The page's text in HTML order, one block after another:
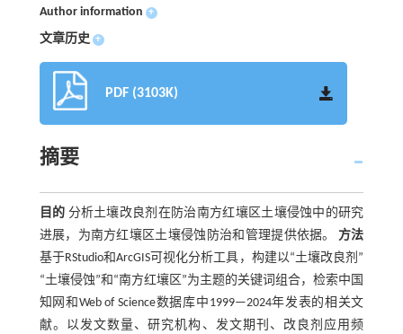
Author information +
文章历史 +
PDF (3103K)
摘要
目的 分析土壤改良剂在防治南方红壤区土壤侵蚀中的研究
进展，为南方红壤区土壤侵蚀防治和管理提供依据。方法
基于RStudio和ArcGIS可视化分析工具，构建以“土壤改良剂”
“土壤侵蚀”和“南方红壤区”为主题的关键词组合，检索中国
知网和Web of Science数据库中1999—2024年发表的相关文
献。以发文数量、研究机构、发文期刊、改良剂应用频